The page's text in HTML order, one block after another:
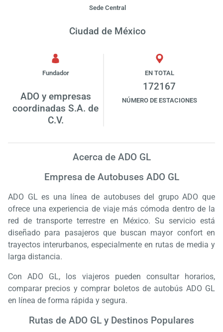
Sede Central
Ciudad de México
Fundador
ADO y empresas
coordinadas S.A. de
C.V.
EN TOTAL
172167
NÚMERO DE ESTACIONES
Acerca de ADO GL
Empresa de Autobuses ADO GL
ADO GL es una línea de autobuses del grupo ADO que
ofrece una experiencia de viaje más cómoda dentro de la
red de transporte terrestre en México. Su servicio está
diseñado para pasajeros que buscan mayor confort en
trayectos interurbanos, especialmente en rutas de media y
larga distancia.
Con ADO GL, los viajeros pueden consultar horarios,
comparar precios y comprar boletos de autobús ADO GL
en línea de forma rápida y segura.
Rutas de ADO GL y Destinos Populares